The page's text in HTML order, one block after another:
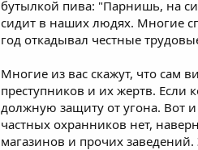
бутылкой пива: "Парнишь, на
сидит в наших людях. Многие
год откадывал честные
Многие из вас скажут, что сам
преступников и их жертв. Если
должную защиту от угона. Вот
частных охранников нет,
магазинов и прочих